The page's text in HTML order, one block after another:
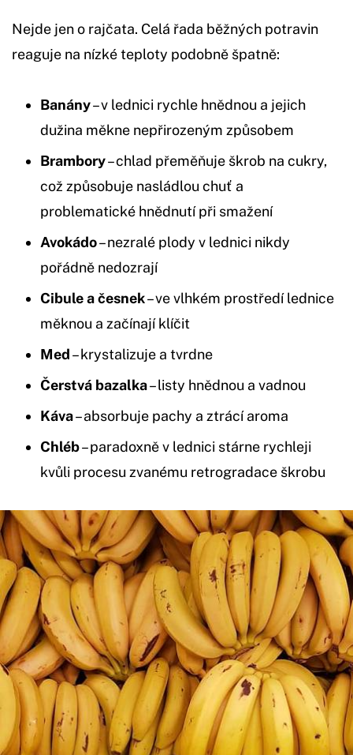
Nejde jen o rajčata. Celá řada běžných potravin
reaguje na nízké teploty podobně špatně:
Banány– v lednici rychle hnědnou a jejich
dužina měkne nepřirozeným způsobem
Brambory– chlad přeměňuje škrob na cukry,
což způsobuje nasládlou chuť a
problematické hnědnutí při smažení
Avokádo– nezralé plody v lednici nikdy
pořádně nedozrají
Cibule a česnek– ve vlhkém prostředí lednice
měknou a začínají klíčit
Med– krystalizuje a tvrdne
Čerstvá bazalka– listy hnědnou a vadnou
Káva– absorbuje pachy a ztrácí aroma
Chléb– paradoxně v lednici stárne rychleji
kvůli procesu zvanému retrogradace škrobu